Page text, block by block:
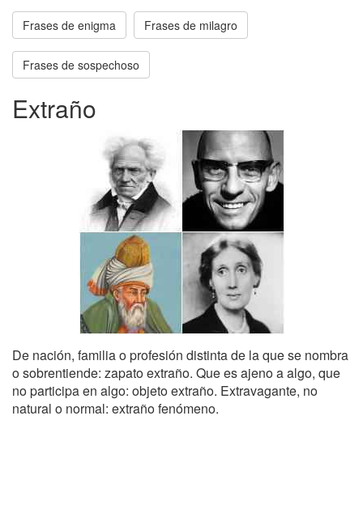
Frases de enigma Frases de milagro
Frases de sospechoso
Extraño
De nación, familia o profesión distinta de la que se nombra
o sobrentiende: zapato extraño. Que es ajeno a algo, que
no participa en algo: objeto extraño. Extravagante, no
natural o normal: extraño fenómeno.